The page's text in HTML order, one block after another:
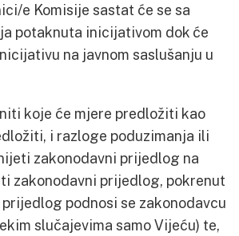
e Komisije sastat će se sa
potaknuta inicijativom dok će
na javnom saslušanju u
koje će mjere predložiti kao
i razloge poduzimanja ili
zakonodavni prijedlog na
zakonodavni prijedlog, pokrenut
podnosi se zakonodavcu
slučajevima samo Vijeću) te,